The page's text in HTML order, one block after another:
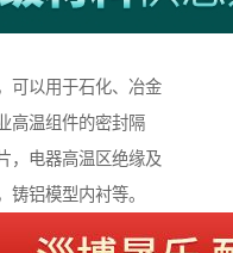
可以用于石化、冶金
高温组件的密封隔
，电器高温区绝缘及
铝模型内衬等。